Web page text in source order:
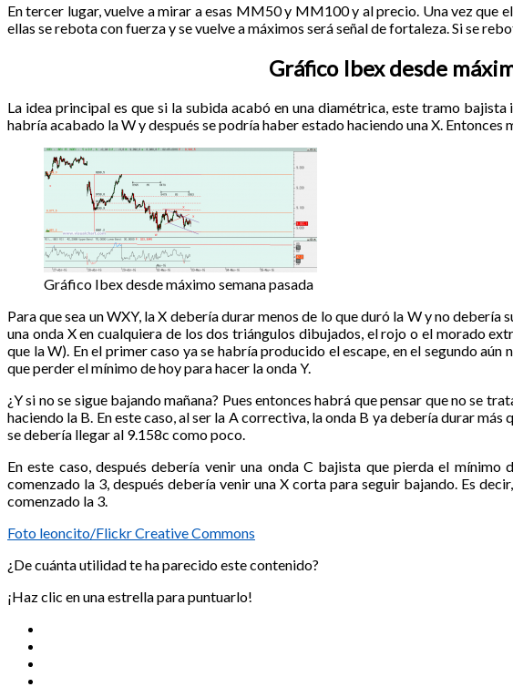
En tercer lugar, vuelve a mirar a esas MM50 y MM100 y al precio. Una vez que
ellas se rebota con fuerza y se vuelve a máximos será señal de fortaleza. Si se
Gráfico Ibex desde
La idea principal es que si la subida acabó en una diamétrica, este tramo
habría acabado la W y después se podría haber estado haciendo una X. Entonces
Gráfico Ibex desde máximo semana pasada
Para que sea un WXY, la X debería durar menos de lo que duró la W y no
una onda X en cualquiera de los dos triángulos dibujados, el rojo o el morado
que la W). En el primer caso ya se habría producido el escape, en el segundo
que perder el mínimo de hoy para hacer la onda Y.
¿Y si no se sigue bajando mañana? Pues entonces habrá que pensar que no se
haciendo la B. En este caso, al ser la A correctiva, la onda B ya debería durar
se debería llegar al 9.158c como poco.
En este caso, después debería venir una onda C bajista que pierda el
comenzado la 3, después debería venir una X corta para seguir bajando. Es
comenzado la 3.
Foto leoncito/Flickr Creative Commons
¿De cuánta utilidad te ha parecido este contenido?
¡Haz clic en una estrella para puntuarlo!